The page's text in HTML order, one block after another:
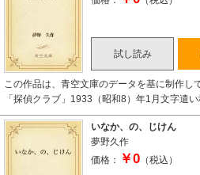
試し読み
この作品は、青空文庫のデータを基に制作し
「探偵クラブ」1933（昭和8）年1月文字遣
いなか、の、じけん
夢野久作
価格：
￥0 （税込）